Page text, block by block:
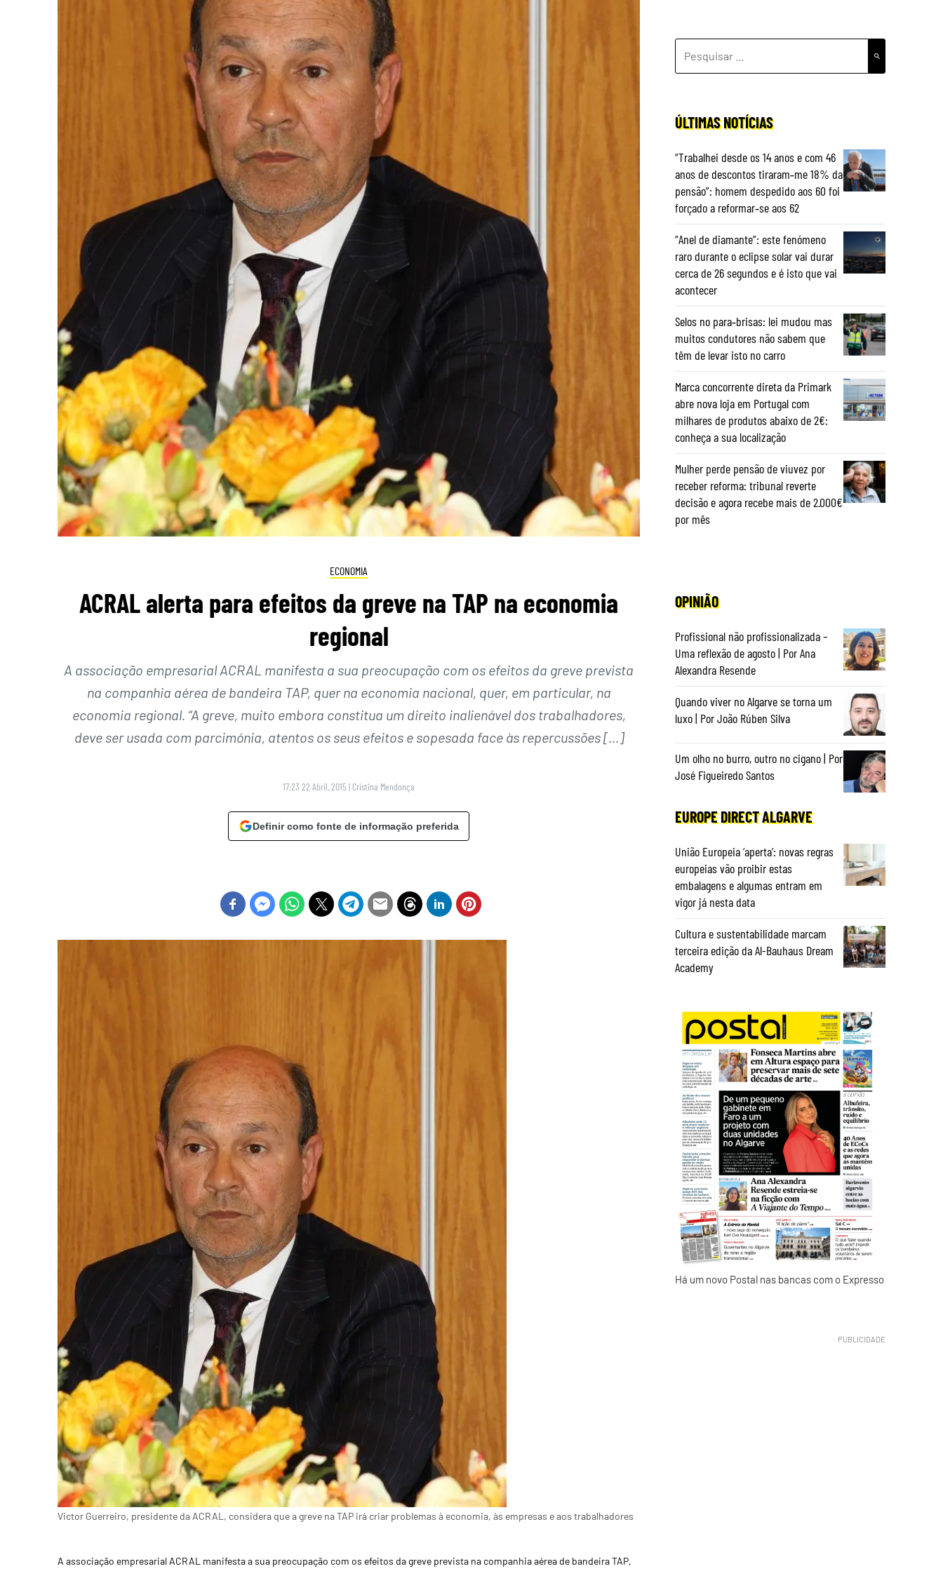
ECONOMIA
ACRAL alerta para efeitos da greve na TAP na economia
regional
A associação empresarial ACRAL manifesta a sua preocupação com os efeitos da greve prevista
na companhia aérea de bandeira TAP, quer na economia nacional, quer, em particular, na
economia regional. “A greve, muito embora constitua um direito inalienável dos trabalhadores,
deve ser usada com parcimónia, atentos os seus efeitos e sopesada face às repercussões […]
17:23 22 Abril, 2015 | Cristina Mendonça
Definir como fonte de informação preferida
Victor Guerreiro, presidente da ACRAL, considera que a greve na TAP irá criar problemas à economia, às empresas e aos trabalhadores
A associação empresarial ACRAL manifesta a sua preocupação com os efeitos da greve prevista na companhia aérea de bandeira TAP,
POR:
ÚLTIMAS NOTÍCIAS
“Trabalhei desde os 14 anos e com 46
anos de descontos tiraram‑me 18% da
pensão”: homem despedido aos 60 foi
forçado a reformar‑se aos 62
“Anel de diamante”: este fenómeno
raro durante o eclipse solar vai durar
cerca de 26 segundos e é isto que vai
acontecer
Selos no para‑brisas: lei mudou mas
muitos condutores não sabem que
têm de levar isto no carro
Marca concorrente direta da Primark
abre nova loja em Portugal com
milhares de produtos abaixo de 2€:
conheça a sua localização
Mulher perde pensão de viuvez por
receber reforma: tribunal reverte
decisão e agora recebe mais de 2.000€
por mês
OPINIÃO
Profissional não profissionalizada –
Uma reflexão de agosto | Por Ana
Alexandra Resende
Quando viver no Algarve se torna um
luxo | Por João Rúben Silva
Um olho no burro, outro no cigano | Por
José Figueiredo Santos
EUROPE DIRECT ALGARVE
União Europeia ‘aperta’: novas regras
europeias vão proibir estas
embalagens e algumas entram em
vigor já nesta data
Cultura e sustentabilidade marcam
terceira edição da Al-Bauhaus Dream
Academy
Há um novo Postal nas bancas com o Expresso